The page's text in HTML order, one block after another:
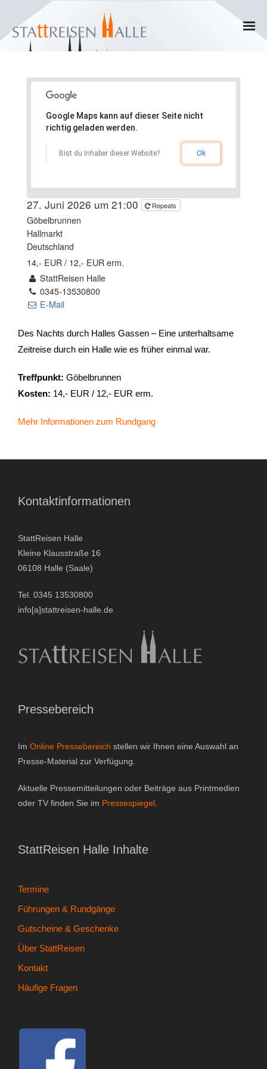
Gruppen
- Private Gruppen
- Kinder und Jugendliche
- Erlebnisführungen & Touren
- Stadtrundfahrten
- Kinder & Schulklassen
- Polizeiruf-Touren
- Firmenangebote
Gutscheine & Geschenke
- Geschenksets
- Bücher
Über StattReisen
- StattReisen Verband
- Kontakt
Google Maps kann auf dieser Seite nicht
richtig geladen werden.
Bist du Inhaber dieser Website? Ok
27. Juni 2026 um 21:00 Repeats
Göbelbrunnen
Hallmarkt
Deutschland
14,- EUR / 12,- EUR erm.
StattReisen Halle
0345-13530800
E-Mail
Des Nachts durch Halles Gassen – Eine unterhaltsame
Zeitreise durch ein Halle wie es früher einmal war.
Treffpunkt: Göbelbrunnen
Kosten: 14,- EUR / 12,- EUR erm.
Mehr Informationen zum Rundgang
Kontaktinformationen
StattReisen Halle
Kleine Klausstraße 16
06108 Halle (Saale)
Tel. 0345 13530800
info[a]stattreisen-halle.de
Pressebereich
Im Online Pressebereich stellen wir Ihnen eine Auswahl an
Presse-Material zur Verfügung.
Aktuelle Pressemitteilungen oder Beiträge aus Printmedien
oder TV finden Sie im Pressespiegel
StattReisen Halle Inhalte
Termine
Führungen & Rundgänge
Gutscheine & Geschenke
Über StattReisen
Kontakt
Häufige Fragen